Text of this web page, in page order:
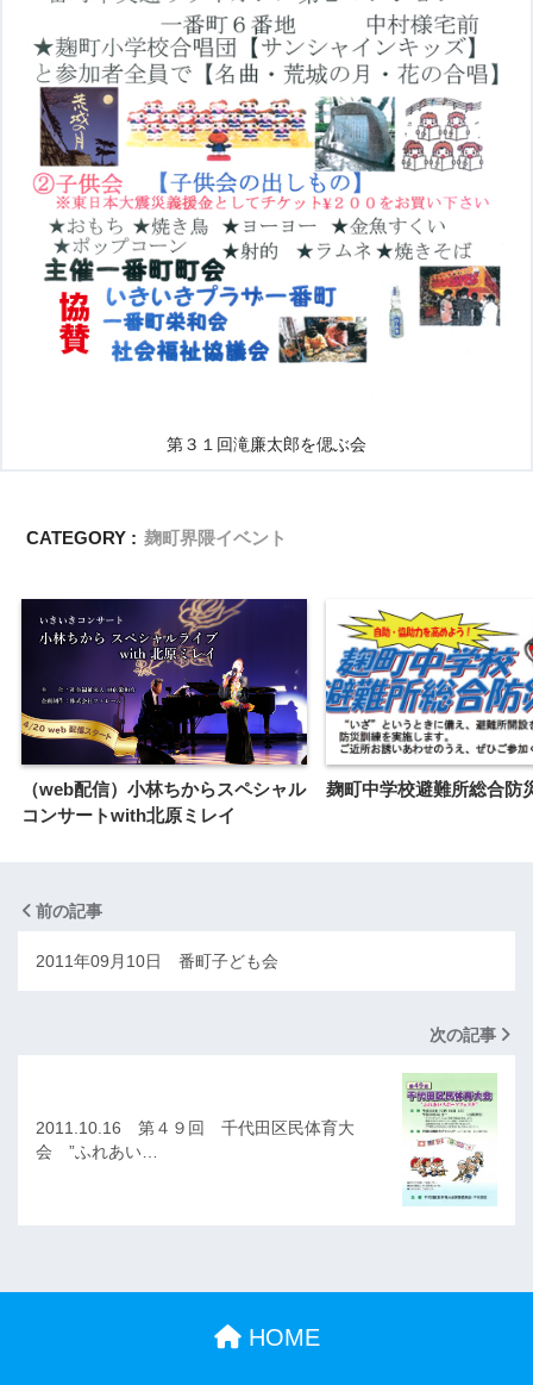
第３１回滝廉太郎を偲ぶ会
CATEGORY : 麹町界隈イベント
（web配信）小林ちからスペシャル
コンサートwith北原ミレイ
麹町中学校避難所総合防
前の記事
2011年09月10日 番町子ども会
次の記事
2011.10.16 第４９回 千代田区民体育大
会 ”ふれあい…
HOME